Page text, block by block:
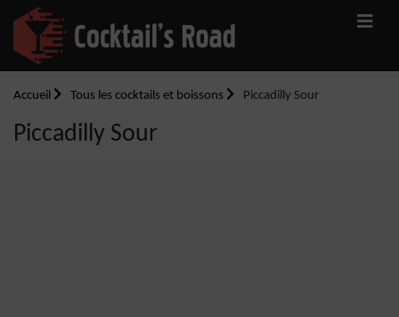
Accueil Tous les cocktails et boissons Piccadilly Sour
Piccadilly Sour